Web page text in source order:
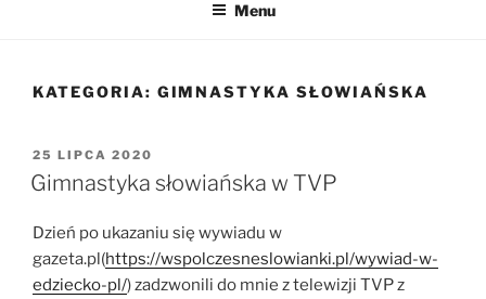
Menu
KATEGORIA: GIMNASTYKA SŁOWIAŃSKA
OPUBLIKOWANE
W
25 LIPCA 2020
Gimnastyka słowiańska w TVP
Dzień po ukazaniu się wywiadu w
gazeta.pl(https://wspolczesneslowianki.pl/wywiad-w-
edziecko-pl/) zadzwonili do mnie z telewizji TVP z